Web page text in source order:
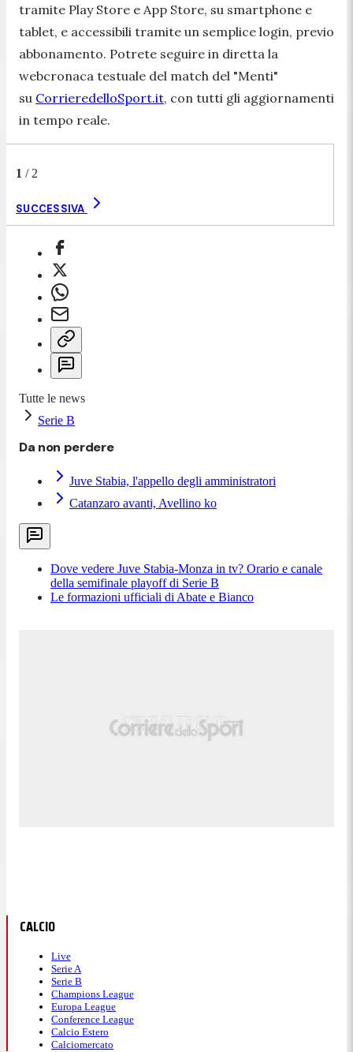
tramite Play Store e App Store, su smartphone e
tablet, e accessibili tramite un semplice login, previo
abbonamento. Potrete seguire in diretta la
webcronaca testuale del match del "Menti"
su CorrieredelloSport.it, con tutti gli aggiornamenti
in tempo reale.
1 / 2
SUCCESSIVA
Tutte le news
Serie B
Da non perdere
Juve Stabia, l'appello degli amministratori
Catanzaro avanti, Avellino ko
Dove vedere Juve Stabia-Monza in tv? Orario e canale
della semifinale playoff di Serie B
Le formazioni ufficiali di Abate e Bianco
CALCIO
Live
Serie A
Serie B
Champions League
Europa League
Conference League
Calcio Estero
Calciomercato